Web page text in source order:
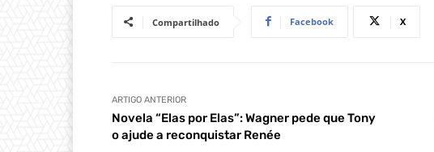
Compartilhado Facebook X
ARTIGO ANTERIOR
Novela “Elas por Elas”: Wagner pede que Tony
o ajude a reconquistar Renée